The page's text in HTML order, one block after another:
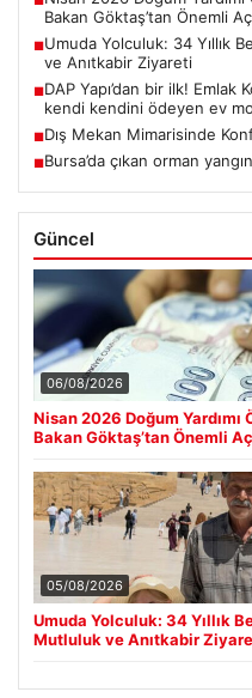
Bakan Göktaş’tan Önemli
■Umuda Yolculuk: 34 Yıllık
ve Anıtkabir Ziyareti
■DAP Yapı’dan bir ilk!
kendi kendini ödeyen ev
■Dış Mekan Mimarisinde
■Bursa’da çıkan orman
Güncel
06/08/2026
Nisan 2026 Doğum Yardımı
Bakan Göktaş’tan Önemli
05/08/2026
Umuda Yolculuk: 34 Yıllık
Mutluluk ve Anıtkabir